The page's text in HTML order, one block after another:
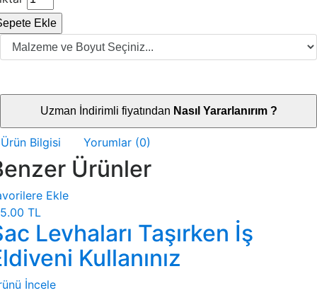
Ekle
Uzman İndirimli fiyatından Nasıl Yararlanırım ?
Ürün Bilgisi Yorumlar (0)
Ürünler
Ekle
TL
Levhaları Taşırken İş
Kullanınız
İncele